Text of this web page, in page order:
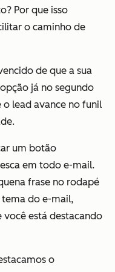
Por que isso
o caminho de
de que a sua
já no segundo
lead avance no funil
um botão
em todo e-mail.
frase no rodapé
do e-mail,
está destacando
o